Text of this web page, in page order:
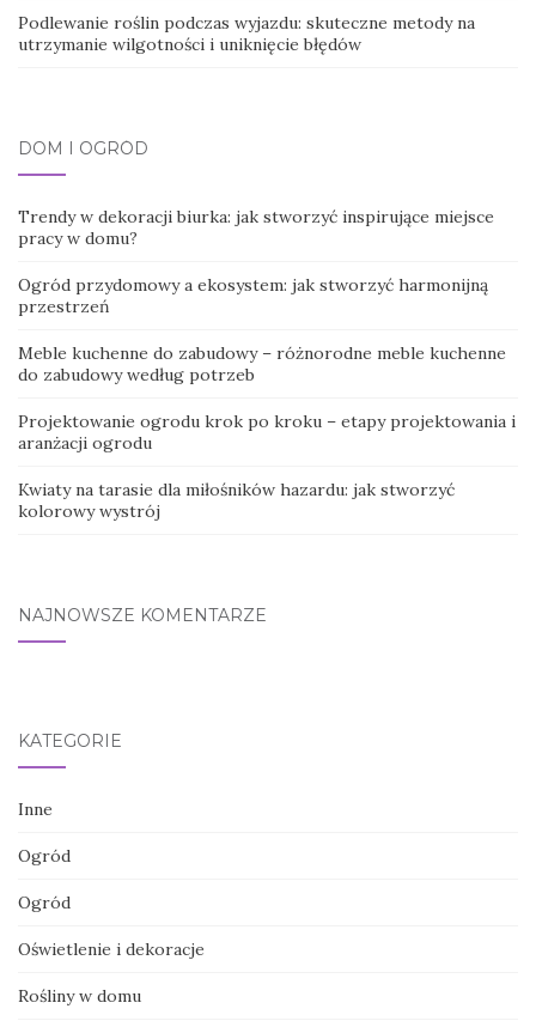
Podlewanie roślin podczas wyjazdu: skuteczne metody na
utrzymanie wilgotności i uniknięcie błędów
DOM I OGRÓD
Trendy w dekoracji biurka: jak stworzyć inspirujące miejsce
pracy w domu?
Ogród przydomowy a ekosystem: jak stworzyć harmonijną
przestrzeń
Meble kuchenne do zabudowy – różnorodne meble kuchenne
do zabudowy według potrzeb
Projektowanie ogrodu krok po kroku – etapy projektowania i
aranżacji ogrodu
Kwiaty na tarasie dla miłośników hazardu: jak stworzyć
kolorowy wystrój
NAJNOWSZE KOMENTARZE
KATEGORIE
Inne
Ogród
Ogród
Oświetlenie i dekoracje
Rośliny w domu